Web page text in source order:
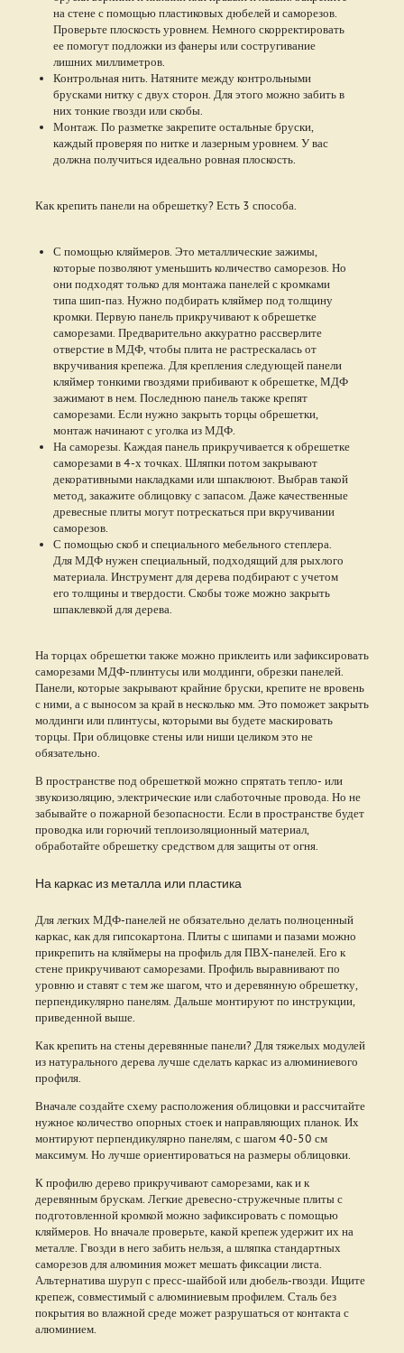
на стене с помощью пластиковых дюбелей и саморезов.
Проверьте плоскость уровнем. Немного скорректировать
ее помогут подложки из фанеры или состругивание
лишних миллиметров.
Контрольная нить. Натяните между контрольными
брусками нитку с двух сторон. Для этого можно забить в
них тонкие гвозди или скобы.
Монтаж. По разметке закрепите остальные бруски,
каждый проверяя по нитке и лазерным уровнем. У вас
должна получиться идеально ровная плоскость.
Как крепить панели на обрешетку? Есть 3 способа.
С помощью кляймеров. Это металлические зажимы,
которые позволяют уменьшить количество саморезов. Но
они подходят только для монтажа панелей с кромками
типа шип-паз. Нужно подбирать кляймер под толщину
кромки. Первую панель прикручивают к обрешетке
саморезами. Предварительно аккуратно рассверлите
отверстие в МДФ, чтобы плита не растрескалась от
вкручивания крепежа. Для крепления следующей панели
кляймер тонкими гвоздями прибивают к обрешетке, МДФ
зажимают в нем. Последнюю панель также крепят
саморезами. Если нужно закрыть торцы обрешетки,
монтаж начинают с уголка из МДФ.
На саморезы. Каждая панель прикручивается к обрешетке
саморезами в 4-х точках. Шляпки потом закрывают
декоративными накладками или шпаклюют. Выбрав такой
метод, закажите облицовку с запасом. Даже качественные
древесные плиты могут потрескаться при вкручивании
саморезов.
С помощью скоб и специального мебельного степлера.
Для МДФ нужен специальный, подходящий для рыхлого
материала. Инструмент для дерева подбирают с учетом
его толщины и твердости. Скобы тоже можно закрыть
шпаклевкой для дерева.
На торцах обрешетки также можно приклеить или зафиксировать
саморезами МДФ-плинтусы или молдинги, обрезки панелей.
Панели, которые закрывают крайние бруски, крепите не вровень
с ними, а с выносом за край в несколько мм. Это поможет закрыть
молдинги или плинтусы, которыми вы будете маскировать
торцы. При облицовке стены или ниши целиком это не
обязательно.
В пространстве под обрешеткой можно спрятать тепло- или
звукоизоляцию, электрические или слаботочные провода. Но не
забывайте о пожарной безопасности. Если в пространстве будет
проводка или горючий теплоизоляционный материал,
обработайте обрешетку средством для защиты от огня.
На каркас из металла или пластика
Для легких МДФ-панелей не обязательно делать полноценный
каркас, как для гипсокартона. Плиты с шипами и пазами можно
прикрепить на кляймеры на профиль для ПВХ-панелей. Его к
стене прикручивают саморезами. Профиль выравнивают по
уровню и ставят с тем же шагом, что и деревянную обрешетку,
перпендикулярно панелям. Дальше монтируют по инструкции,
приведенной выше.
Как крепить на стены деревянные панели? Для тяжелых модулей
из натурального дерева лучше сделать каркас из алюминиевого
профиля.
Вначале создайте схему расположения облицовки и рассчитайте
нужное количество опорных стоек и направляющих планок. Их
монтируют перпендикулярно панелям, с шагом 40-50 см
максимум. Но лучше ориентироваться на размеры облицовки.
К профилю дерево прикручивают саморезами, как и к
деревянным брускам. Легкие древесно-стружечные плиты с
подготовленной кромкой можно зафиксировать с помощью
кляймеров. Но вначале проверьте, какой крепеж удержит их на
металле. Гвозди в него забить нельзя, а шляпка стандартных
саморезов для алюминия может мешать фиксации листа.
Альтернатива шуруп с пресс-шайбой или дюбель-гвозди. Ищите
крепеж, совместимый с алюминиевым профилем. Сталь без
покрытия во влажной среде может разрушаться от контакта с
алюминием.